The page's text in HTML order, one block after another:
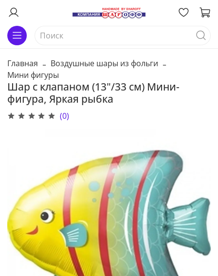
Главная
Воздушные шары из фольги
Мини фигуры
Шар с клапаном (13"/33 см) Мини-
фигура, Яркая рыбка
(0)